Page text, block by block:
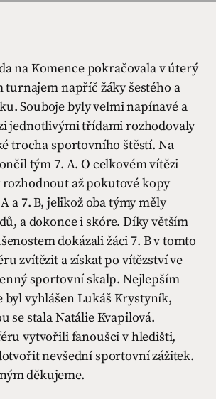
na Komence pokračovala v úterý
turnajem napříč žáky šestého a
Souboje byly velmi napínavé a
jednotlivými třídami rozhodovaly
trocha sportovního štěstí. Na
tým 7. A. O celkovém vítězi
až pokutové kopy
a 7. B, jelikož oba týmy měly
a dokonce i skóre. Díky větším
dokázali žáci 7. B v tomto
zvítězit a získat po vítězství ve
sportovní skalp. Nejlepším
vyhlášen Lukáš Krystyník,
se stala Natálie Kvapilová.
vytvořili fanoušci v hledišti,
nevšední sportovní zážitek.
děkujeme.